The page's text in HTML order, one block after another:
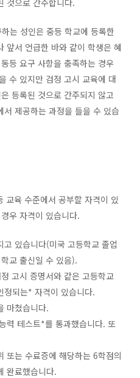
것으로 간주합니다.
는 성인은 중등 학교에 등록한
앞서 언급한 바와 같이 학생은 혜
등 요구 사항을 충족하는 경우
수 있지만 검정 고시 교육에 대
등록된 것으로 간주되지 않고
제공하는 과정을 들을 수 있습
교육 수준에서 공부할 자격이 있
우 자격이 있습니다.
고 있습니다(미국 고등학교 졸업
교 출신일 수 있음).
고시 증명서와 같은 고등학교
정되는* 자격이 있습니다.
마쳤습니다.
력 테스트*를 통과했습니다. 또
또는 수료증에 해당하는 6학점의
완료했습니다.